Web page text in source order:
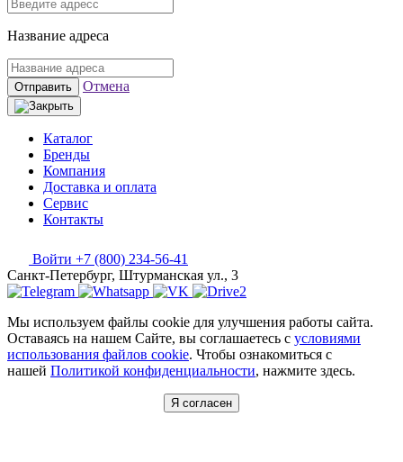
Название адреса
Отправить Отмена
Каталог
Бренды
Компания
Доставка и оплата
Сервис
Контакты
Войти +7 (800) 234-56-41
Санкт-Петербург, Штурманская ул., 3
Мы используем файлы cookie для улучшения работы сайта.
Оставаясь на нашем Сайте, вы соглашаетесь с условиями
использования файлов cookie. Чтобы ознакомиться с
нашей Политикой конфиденциальности, нажмите здесь.
Я согласен